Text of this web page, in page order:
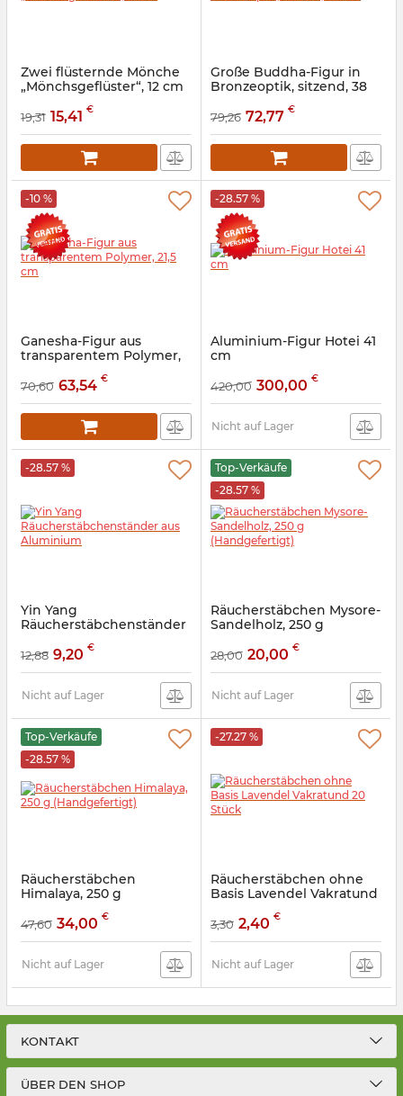
Zwei flüsternde Mönche
„Mönchsgeflüster“, 12 cm
Artikelnummer:
19,31 15,41 €
Große Buddha-Figur in
Bronzeoptik, sitzend, 38
Artikelnummer:
79,26 72,77 €
-10 %
Ganesha-Figur aus
transparentem Polymer,
Artikelnummer:
70,60 63,54 €
-28.57 %
Aluminium-Figur Hotei 41
cm
70134
420,00 300,00 €
Nicht auf Lager
-28.57 %
Yin Yang
Räucherstäbchenständer
Artikelnummer:
12,88 9,20 €
Nicht auf Lager
Top-Verkäufe
-28.57 %
Räucherstäbchen Mysore-
Sandelholz, 250 g
Artikelnummer:
28,00 20,00 €
Nicht auf Lager
Top-Verkäufe
-28.57 %
Räucherstäbchen
Himalaya, 250 g
Artikelnummer:
47,60 34,00 €
Nicht auf Lager
-27.27 %
Räucherstäbchen ohne
Basis Lavendel Vakratund
Artikelnummer:
3,30 2,40 €
Nicht auf Lager
KONTAKT
ÜBER DEN SHOP